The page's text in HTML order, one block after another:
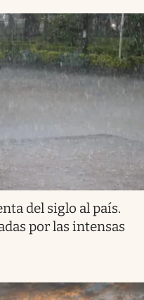
del siglo al país.
por las intensas